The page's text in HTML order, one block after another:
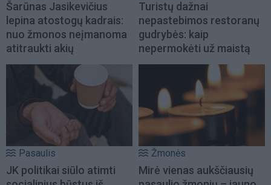
Šarūnas Jasikevičius
lepina atostogų kadrais:
nuo žmonos neįmanoma
atitraukti akių
Turistų dažnai
nepastebimos restoranų
gudrybės: kaip
nepermokėti už maistą
Pasaulis
JK politikai siūlo atimti
Žmonės
Mirė vienas aukščiausių